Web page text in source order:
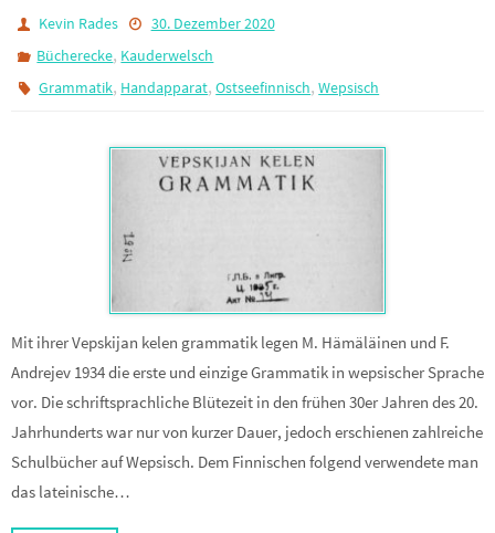
Kevin Rades
30. Dezember 2020
Bücherecke, Kauderwelsch
Grammatik, Handapparat,Ostseefinnisch,Wepsisch
Mit ihrer Vepskijan kelen grammatik legen M. Hämäläinen und F.
Andrejev 1934 die erste und einzige Grammatik in wepsischer Sprache
vor. Die schriftsprachliche Blütezeit in den frühen 30er Jahren des 20.
Jahrhunderts war nur von kurzer Dauer, jedoch erschienen zahlreiche
Schulbücher auf Wepsisch. Dem Finnischen folgend verwendete man
das lateinische…